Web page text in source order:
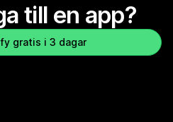
till en app?
gratis i 3 dagar